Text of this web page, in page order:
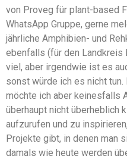
von Proveg für plant-based
WhatsApp Gruppe, gerne
jährliche Amphibien- und
ebenfalls (für den Landkreis
viel, aber irgendwie ist es
sonst würde ich es nicht
möchte ich aber keinesfalls
überhaupt nicht überheblich
aufzurufen und zu
Projekte gibt, in denen man
damals wie heute werden